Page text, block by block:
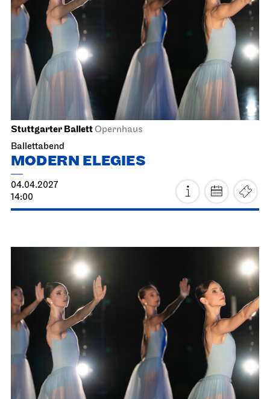
12.04.2027
12:45 - 13:15
Di, 13.04.2027
Staatsoper Stuttgart
La Cenerentola
13.04.2027
19:00 - 22:30
Mi, 14.04.2027